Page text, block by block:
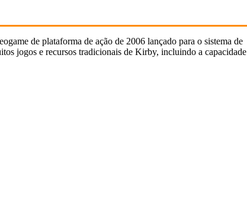
de plataforma de ação de 2006 lançado para o sistema de
jogos e recursos tradicionais de Kirby, incluindo a capacidade